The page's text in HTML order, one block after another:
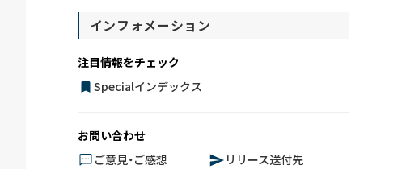
インフォメーション
注目情報をチェック
Specialインデックス
お問い合わせ
ご意見・ご感想
リリース送付先